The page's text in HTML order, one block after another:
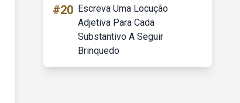
#20 Escreva Uma Locução
Adjetiva Para Cada
Substantivo A Seguir
Brinquedo